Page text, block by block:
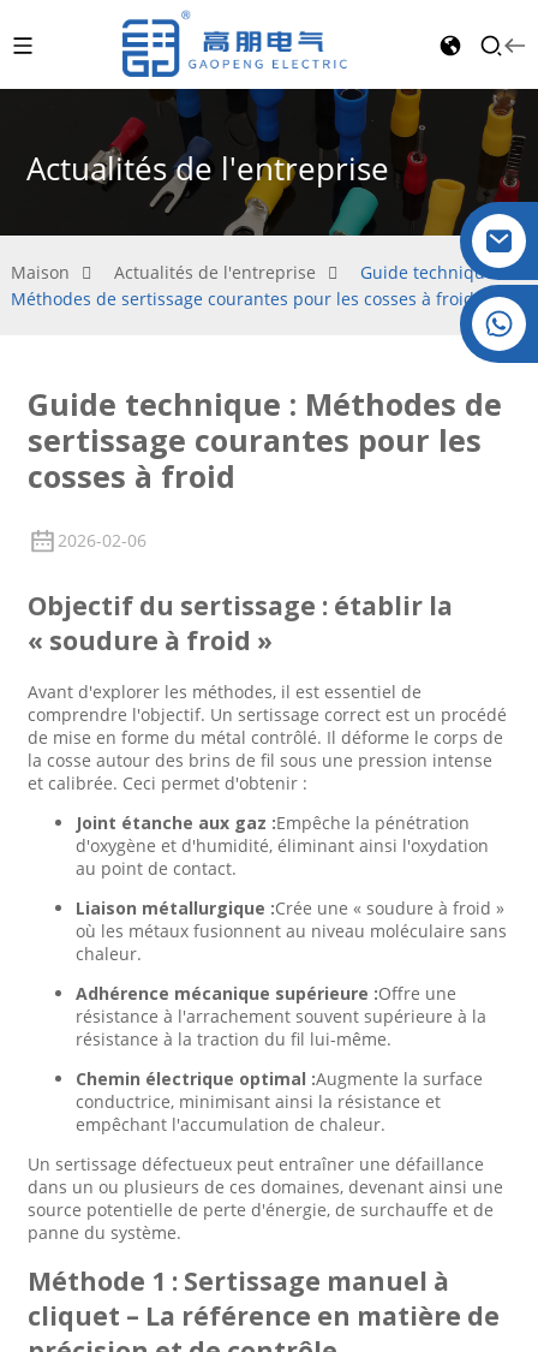
Cristal : +86 19032081821
Actualités de l'entreprise
Maison Actualités de l'entreprise
Guide technique :
Méthodes de sertissage courantes pour les cosses à froid
Guide technique : Méthodes de
sertissage courantes pour les
cosses à froid
2026-02-06
Objectif du sertissage : établir la
« soudure à froid »
Avant d'explorer les méthodes, il est essentiel de
comprendre l'objectif. Un sertissage correct est un procédé
de mise en forme du métal contrôlé. Il déforme le corps de
la cosse autour des brins de fil sous une pression intense
et calibrée. Ceci permet d'obtenir :
Joint étanche aux gaz :Empêche la pénétration
d'oxygène et d'humidité, éliminant ainsi l'oxydation
au point de contact.
Liaison métallurgique :Crée une « soudure à froid »
où les métaux fusionnent au niveau moléculaire sans
chaleur.
Adhérence mécanique supérieure :Offre une
résistance à l'arrachement souvent supérieure à la
résistance à la traction du fil lui-même.
Chemin électrique optimal :Augmente la surface
conductrice, minimisant ainsi la résistance et
empêchant l'accumulation de chaleur.
Un sertissage défectueux peut entraîner une défaillance
dans un ou plusieurs de ces domaines, devenant ainsi une
source potentielle de perte d'énergie, de surchauffe et de
panne du système.
Méthode 1 : Sertissage manuel à
cliquet – La référence en matière de